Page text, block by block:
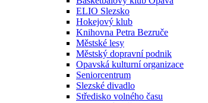
ELIO Slezsko
Hokejový klub
Knihovna Petra Bezruče
Městské lesy
Městský dopravní podnik
Opavská kulturní organizace
Seniorcentrum
Slezské divadlo
Středisko volného času